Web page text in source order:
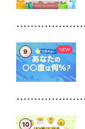
9
10